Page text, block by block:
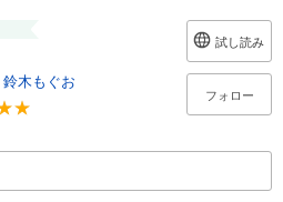
鈴木もぐお
試し読み
フォロー